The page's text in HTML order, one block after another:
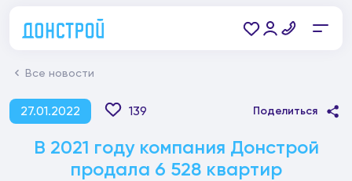
Все новости
27.01.2022 139 Поделиться
В 2021 году компания Донстрой
продала 6 528 квартир